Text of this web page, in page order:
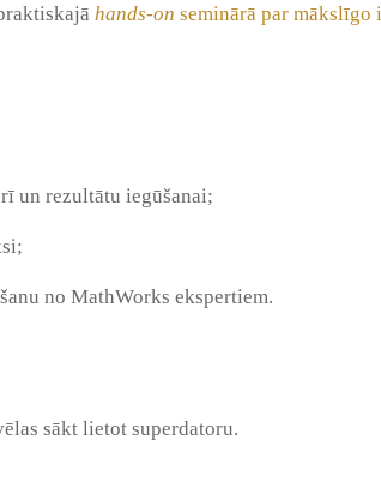
hands-on seminārā par
un rezultātu iegūšanai;
no MathWorks ekspertiem.
sākt lietot superdatoru.